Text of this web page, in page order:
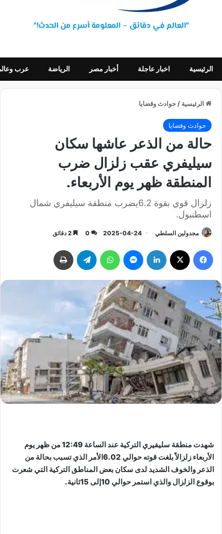
الرئيسية اخبار عاجلة أخبار مصر الرياضة عرب
الرئيسية / حوادث وقضايا
حوادث وقضايا
حالة من الذعر عاشها سكان
سيليفري عقب زلزال ضرب
المنطقة ظهر يوم الأربعاء.
زلزال قوي بقوة 6.2يضرب منطقة سيليفري شمال
اسطنبول.
مجدولين السلطي 2025-04-24
0
شهدت منطقة سليفيري التركية عند الساعة 12:49 من ظهر يوم
الأربعاء زلزالاً بلغت قوته حوالي 6.02الأمر الذي تسبب بحالة من
الذعر والخوف الشديد لدى سكان بعض المناطق التركية التي شعرت
بوقوع الزلزال والذي استمر حوالي 10إلى 15ثانية.